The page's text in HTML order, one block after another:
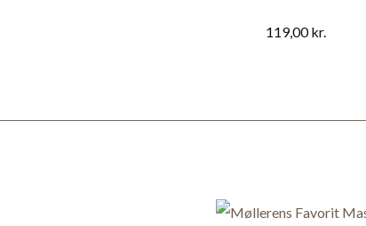
119,00kr.